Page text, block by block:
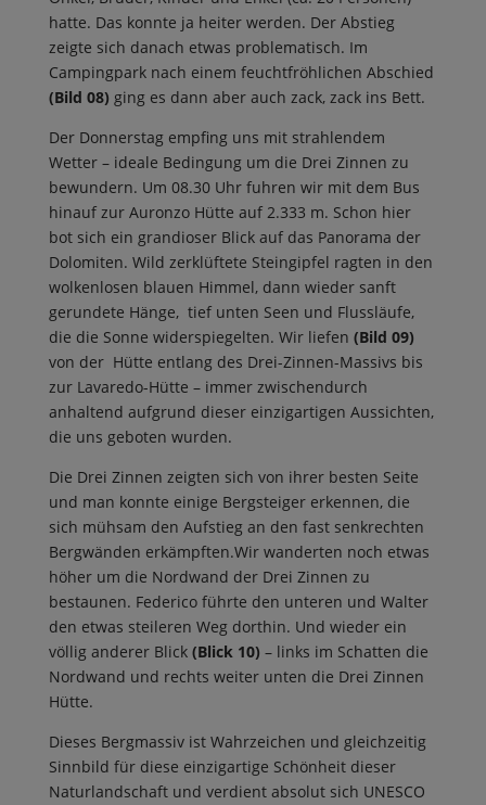
hatte. Das konnte ja heiter werden. Der Abstieg
zeigte sich danach etwas problematisch. Im
Campingpark nach einem feuchtfröhlichen Abschied
(Bild 08) ging es dann aber auch zack, zack ins Bett.
Der Donnerstag empfing uns mit strahlendem
Wetter – ideale Bedingung um die Drei Zinnen zu
bewundern. Um 08.30 Uhr fuhren wir mit dem Bus
hinauf zur Auronzo Hütte auf 2.333 m. Schon hier
bot sich ein grandioser Blick auf das Panorama der
Dolomiten. Wild zerklüftete Steingipfel ragten in den
wolkenlosen blauen Himmel, dann wieder sanft
gerundete Hänge, tief unten Seen und Flussläufe,
die die Sonne widerspiegelten. Wir liefen (Bild 09)
von der Hütte entlang des Drei-Zinnen-Massivs bis
zur Lavaredo-Hütte – immer zwischendurch
anhaltend aufgrund dieser einzigartigen Aussichten,
die uns geboten wurden.
Die Drei Zinnen zeigten sich von ihrer besten Seite
und man konnte einige Bergsteiger erkennen, die
sich mühsam den Aufstieg an den fast senkrechten
Bergwänden erkämpften.Wir wanderten noch etwas
höher um die Nordwand der Drei Zinnen zu
bestaunen. Federico führte den unteren und Walter
den etwas steileren Weg dorthin. Und wieder ein
völlig anderer Blick (Blick 10) – links im Schatten die
Nordwand und rechts weiter unten die Drei Zinnen
Hütte.
Dieses Bergmassiv ist Wahrzeichen und gleichzeitig
Sinnbild für diese einzigartige Schönheit dieser
Naturlandschaft und verdient absolut sich UNESCO